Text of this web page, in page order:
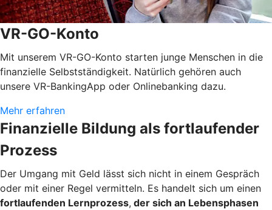
VR-GO-Konto
Mit unserem VR-GO-Konto starten junge Menschen in die
finanzielle Selbstständigkeit. Natürlich gehören auch
unsere VR-BankingApp oder Onlinebanking dazu.
Mehr erfahren
Finanzielle Bildung als fortlaufender
Prozess
Der Umgang mit Geld lässt sich nicht in einem Gespräch
oder mit einer Regel vermitteln. Es handelt sich um einen
fortlaufenden Lernprozess, der sich an Lebensphasen